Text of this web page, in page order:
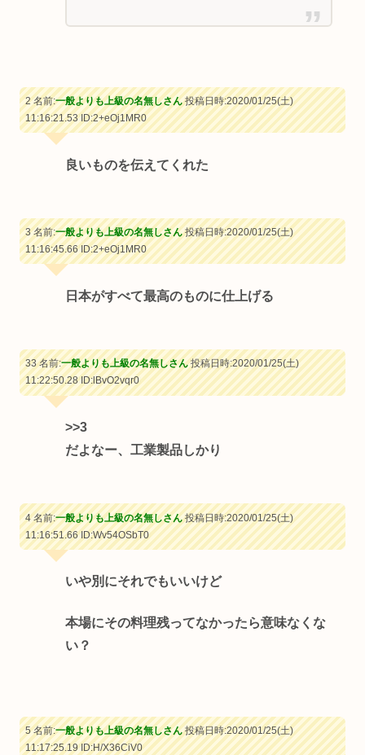
2 名前:一般よりも上級の名無しさん投稿日時:2020/01/25(土)
11:16:21.53ID:2+eOj1MR0
良いものを伝えてくれた
3 名前:一般よりも上級の名無しさん投稿日時:2020/01/25(土)
11:16:45.66ID:2+eOj1MR0
日本がすべて最高のものに仕上げる
33 名前:一般よりも上級の名無しさん投稿日時:2020/01/25(土)
11:22:50.28ID:lBvO2vqr0
>>3
だよなー、工業製品しかり
4 名前:一般よりも上級の名無しさん投稿日時:2020/01/25(土)
11:16:51.66ID:Wv54OSbT0
いや別にそれでもいいけど
本場にその料理残ってなかったら意味なくな
い？
5 名前:一般よりも上級の名無しさん投稿日時:2020/01/25(土)
11:17:25.19ID:H/X36CiV0